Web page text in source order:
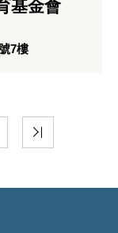
基金會
7樓